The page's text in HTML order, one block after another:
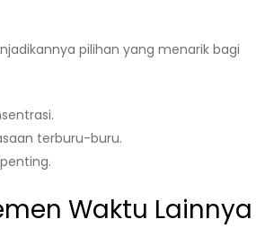
pilihan yang menarik bagi
terburu-buru.
Waktu Lainnya